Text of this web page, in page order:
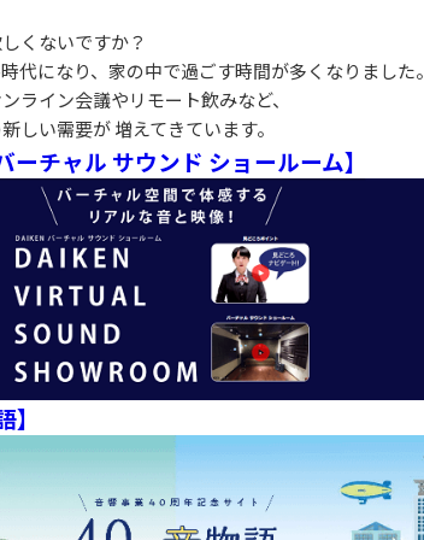
くないですか？
代になり、家の中で過ごす時間が多くなりました。
ライン会議やリモート飲みなど、
しい需要が 増えてきています。
ーチャル サウンド ショールーム】
】